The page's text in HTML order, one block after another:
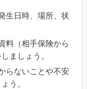
生日時、場所、状
料（相手保険から
ましょう。
らないことや不安
う。